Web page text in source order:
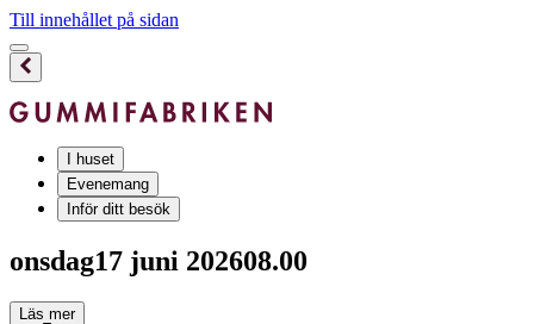
Till innehållet på sidan
I huset
Evenemang
Inför ditt besök
onsdag17 juni 202608.00
Läs mer